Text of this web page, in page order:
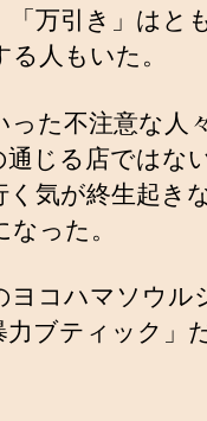
「万引き」はと
人もいた。
った不注意な人
通じる店ではな
く気が終生起き
った。
ヨコハマソウル
力ブティック」